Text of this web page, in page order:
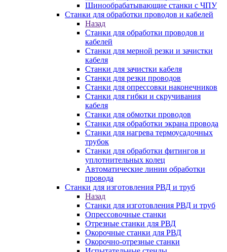
Шинообрабатывающие станки с ЧПУ
Станки для обработки проводов и кабелей
Назад
Станки для обработки проводов и
кабелей
Станки для мерной резки и зачистки
кабеля
Станки для зачистки кабеля
Станки для резки проводов
Станки для опрессовки наконечников
Станки для гибки и скручивания
кабеля
Станки для обмотки проводов
Станки для обработки экрана провода
Станки для нагрева термоусадочных
трубок
Станки для обработки фитингов и
уплотнительных колец
Автоматические линии обработки
провода
Станки для изготовления РВД и труб
Назад
Станки для изготовления РВД и труб
Опрессовочные станки
Отрезные станки для РВД
Окорочные станки для РВД
Окорочно-отрезные станки